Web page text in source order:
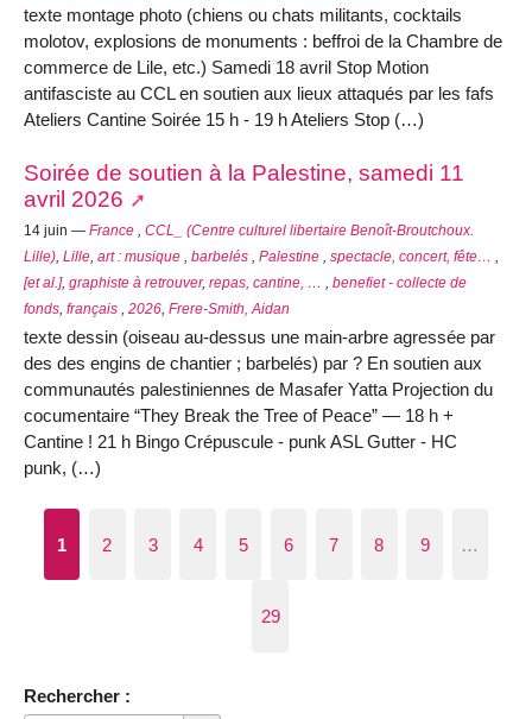
texte montage photo (chiens ou chats militants, cocktails
molotov, explosions de monuments : beffroi de la Chambre de
commerce de Lile, etc.) Samedi 18 avril Stop Motion
antifasciste au CCL en soutien aux lieux attaqués par les fafs
Ateliers Cantine Soirée 15 h - 19 h Ateliers Stop (…)
Soirée de soutien à la Palestine, samedi 11
avril 2026
14 juin — France , CCL_ (Centre culturel libertaire Benoît-Broutchoux.
Lille), Lille, art : musique , barbelés , Palestine , spectacle, concert, fête… ,
[et al.], graphiste à retrouver, repas, cantine, … , benefiet - collecte de
fonds, français , 2026, Frere-Smith, Aidan
texte dessin (oiseau au-dessus une main-arbre agressée par
des des engins de chantier ; barbelés) par ? En soutien aux
communautés palestiniennes de Masafer Yatta Projection du
cocumentaire “They Break the Tree of Peace” — 18 h +
Cantine ! 21 h Bingo Crépuscule - punk ASL Gutter - HC
punk, (…)
1 2 3 4 5 6 7 8 9 …
29
Rechercher :